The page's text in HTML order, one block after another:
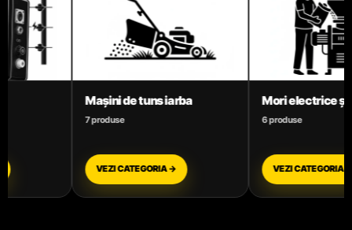
Mori electrice și Batoze
6 produse
VEZI CATEGORIA →
Motoare termice
3 produse
VEZI CATEGORIA →